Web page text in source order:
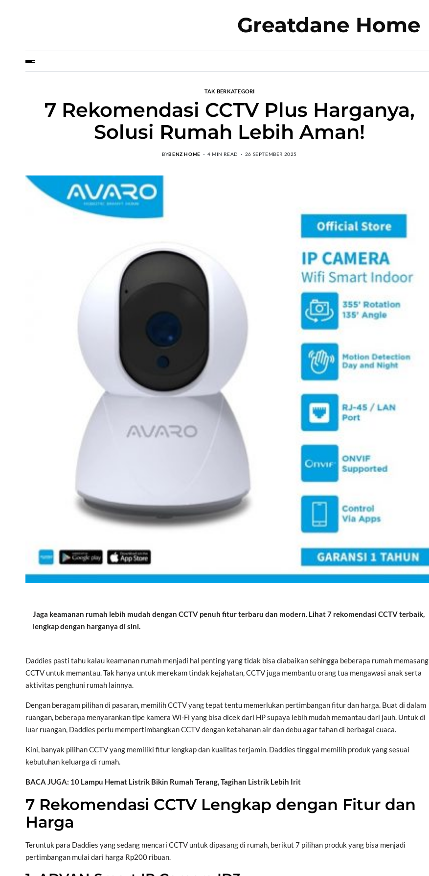
Greatdane Home
TAK BERKATEGORI
7 Rekomendasi CCTV Plus Harganya,
Solusi Rumah Lebih Aman!
BYBENZ HOME 4 MIN READ 26 SEPTEMBER 2025
Jaga keamanan rumah lebih mudah dengan CCTV penuh fitur terbaru dan modern. Lihat 7 rekomendasi CCTV terbaik,
lengkap dengan harganya di sini.
Daddies pasti tahu kalau keamanan rumah menjadi hal penting yang tidak bisa diabaikan sehingga beberapa rumah memasang
CCTV untuk memantau. Tak hanya untuk merekam tindak kejahatan, CCTV juga membantu orang tua mengawasi anak serta
aktivitas penghuni rumah lainnya.
Dengan beragam pilihan di pasaran, memilih CCTV yang tepat tentu memerlukan pertimbangan fitur dan harga. Buat di dalam
ruangan, beberapa menyarankan tipe kamera Wi-Fi yang bisa dicek dari HP supaya lebih mudah memantau dari jauh. Untuk di
luar ruangan, Daddies perlu mempertimbangkan CCTV dengan ketahanan air dan debu agar tahan di berbagai cuaca.
Kini, banyak pilihan CCTV yang memiliki fitur lengkap dan kualitas terjamin. Daddies tinggal memilih produk yang sesuai
kebutuhan keluarga di rumah.
BACA JUGA: 10 Lampu Hemat Listrik Bikin Rumah Terang, Tagihan Listrik Lebih Irit
7 Rekomendasi CCTV Lengkap dengan Fitur dan
Harga
Teruntuk para Daddies yang sedang mencari CCTV untuk dipasang di rumah, berikut 7 pilihan produk yang bisa menjadi
pertimbangan mulai dari harga Rp200 ribuan.